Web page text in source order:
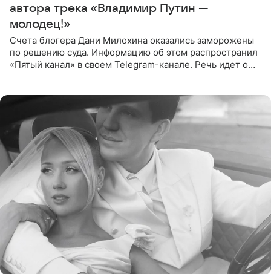
автора трека «Владимир Путин —
молодец!»
Счета блогера Дани Милохина оказались заморожены
по решению суда. Информацию об этом распространил
«Пятый канал» в своем Telegram-канале. Речь идет о